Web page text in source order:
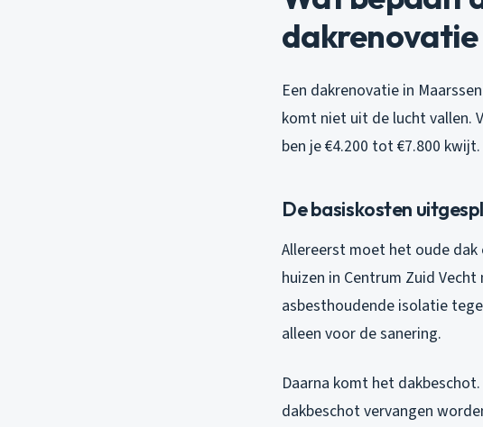
dakrenovatie
Een dakrenovatie in
komt niet uit de lucht vallen.
ben je €4.200 tot €7.800
De basiskosten
Allereerst moet het oude dak
huizen in Centrum Zuid
asbesthoudende isolatie
alleen voor de sanering.
Daarna komt het
dakbeschot vervangen